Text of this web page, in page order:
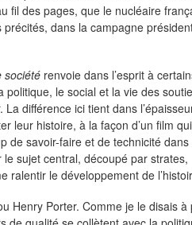
fil des pages, que le nucléaire
dans la campagne
société renvoie dans l’esprit à
le social et la vie des
différence ici tient dans
leur histoire, à la façon d’un film
de savoir-faire et de technicité dans
le sujet central, découpé par strates,
ralentir le développement de
Henry Porter. Comme je le disais à